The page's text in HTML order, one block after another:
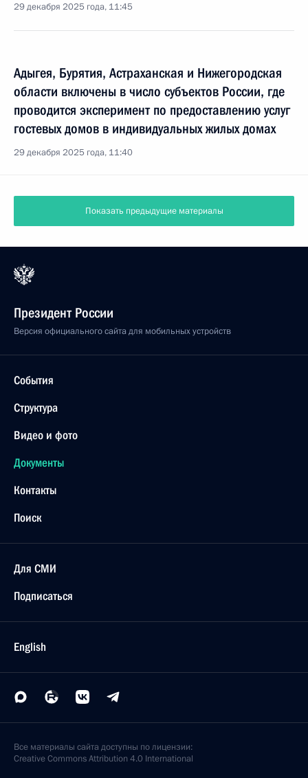
29 декабря 2025 года, 11:45
Адыгея, Бурятия, Астраханская и Нижегородская
области включены в число субъектов России, где
проводится эксперимент по предоставлению услуг
гостевых домов в индивидуальных жилых домах
29 декабря 2025 года, 11:40
Показать предыдущие материалы
Президент России
Версия официального сайта для мобильных устройств
События
Структура
Видео и фото
Документы
Контакты
Поиск
Для СМИ
Подписаться
English
Все материалы сайта доступны по лицензии:
Creative Commons Attribution 4.0 International